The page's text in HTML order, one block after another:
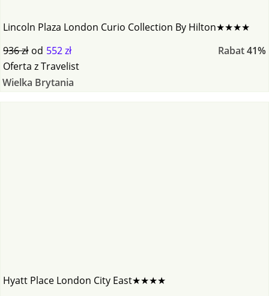
Lincoln Plaza London Curio Collection By Hilton★★★★
936 zł od 552 zł Rabat41%
Oferta zTravelist
Wielka Brytania
Hyatt Place London City East★★★★